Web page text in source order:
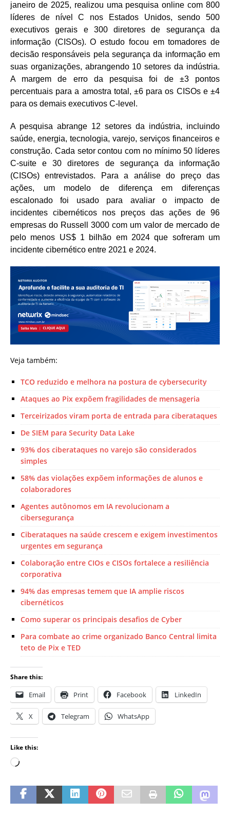
janeiro de 2025, realizou uma pesquisa online com 800
líderes de nível C nos Estados Unidos, sendo 500
executivos gerais e 300 diretores de segurança da
informação (CISOs). O estudo focou em tomadores de
decisão responsáveis pela segurança da informação em
suas organizações, abrangendo 10 setores da indústria.
A margem de erro da pesquisa foi de ±3 pontos
percentuais para a amostra total, ±6 para os CISOs e ±4
para os demais executivos C-level.
A pesquisa abrange 12 setores da indústria, incluindo
saúde, energia, tecnologia, varejo, serviços financeiros e
construção. Cada setor contou com no mínimo 50 líderes
C-suite e 30 diretores de segurança da informação
(CISOs) entrevistados. Para a análise do preço das
ações, um modelo de diferença em diferenças
escalonado foi usado para avaliar o impacto de
incidentes cibernéticos nos preços das ações de 96
empresas do Russell 3000 com um valor de mercado de
pelo menos US$ 1 bilhão em 2024 que sofreram um
incidente cibernético entre 2021 e 2024.
Veja também:
TCO reduzido e melhora na postura de cybersecurity
Ataques ao Pix expõem fragilidades de mensageria
Terceirizados viram porta de entrada para ciberataques
De SIEM para Security Data Lake
93% dos ciberataques no varejo são considerados
simples
58% das violações expõem informações de alunos e
colaboradores
Agentes autônomos em IA revolucionam a
cibersegurança
Ciberataques na saúde crescem e exigem investimentos
urgentes em segurança
Colaboração entre CIOs e CISOs fortalece a resiliência
corporativa
94% das empresas temem que IA amplie riscos
cibernéticos
Como superar os principais desafios de Cyber
Para combate ao crime organizado Banco Central limita
teto de Pix e TED
Share this:
Email Print Facebook LinkedIn
X Telegram WhatsApp
Like this: